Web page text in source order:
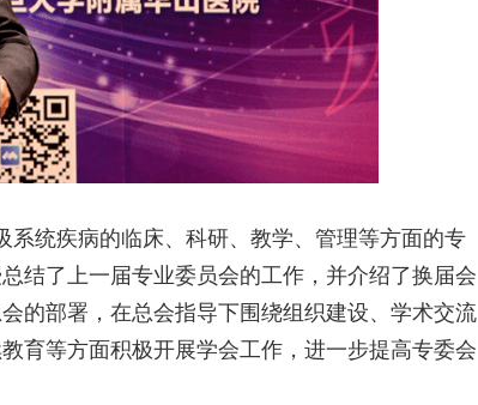
系统疾病的临床、科研、教学、管理等方面的专
结了上一届专业委员会的工作，并介绍了换届会
的部署，在总会指导下围绕组织建设、学术交流
育等方面积极开展学会工作，进一步提高专委会